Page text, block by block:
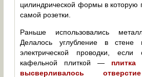
цилиндрической формы в которую
самой розетки.
Раньше использовались
Делалось углубление в
электрической проводки, если
кафельной плиткой — плитка
высверливалось отверстие